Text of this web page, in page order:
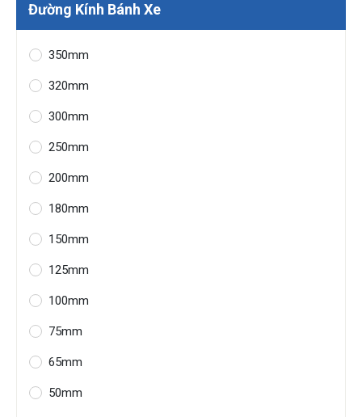
Đường Kính Bánh Xe
350mm
320mm
300mm
250mm
200mm
180mm
150mm
125mm
100mm
75mm
65mm
50mm